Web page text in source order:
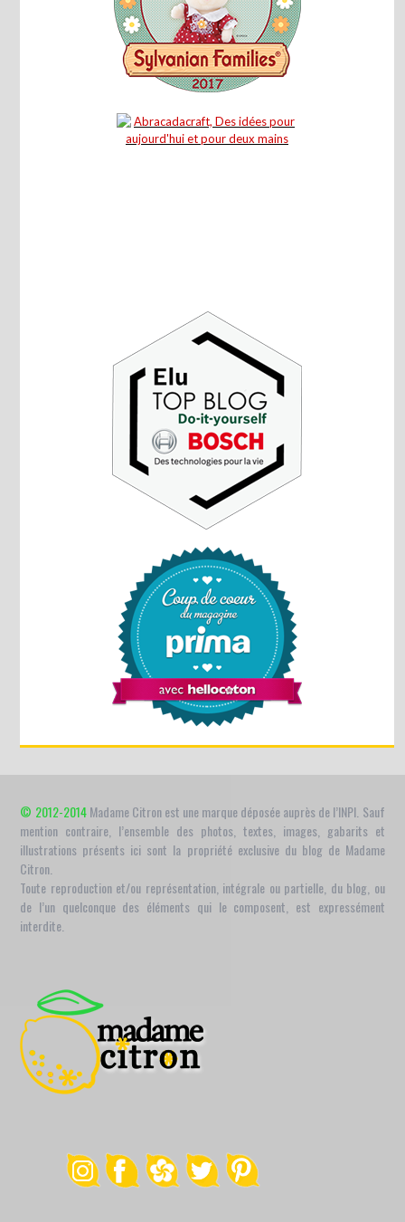
© 2012-2014Madame Citron est une marque déposée auprès de l’INPI. Sauf
mention contraire, l’ensemble des photos, textes, images, gabarits et
illustrations présents ici sont la propriété exclusive du blog de Madame
Citron.
Toute reproduction et/ou représentation, intégrale ou partielle, du blog, ou
de l’un quelconque des éléments qui le composent, est expressément
interdite.